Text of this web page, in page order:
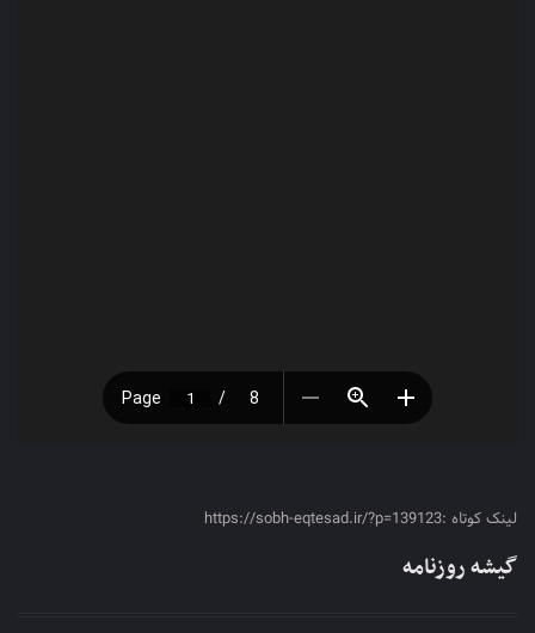
لینک کوتاه :https://sobh-eqtesad.ir/?p=139123
گیشه روزنامه